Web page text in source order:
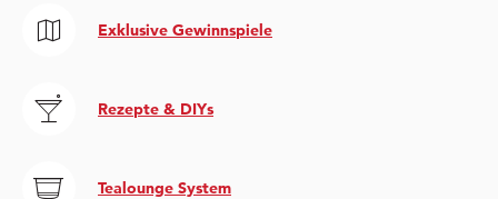
Exklusive Gewinnspiele
Rezepte & DIYs
Tealounge System